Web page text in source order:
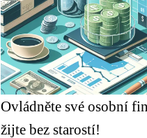
Ovládněte své osobní
žijte bez starostí!